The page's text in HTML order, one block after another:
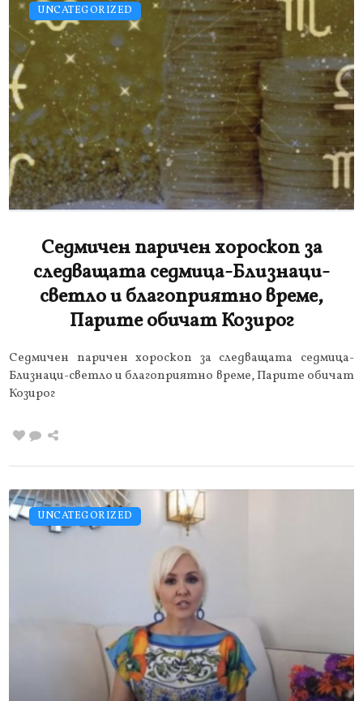
UNCATEGORIZED
Седмичен паричен хороскоп за
следващата седмица-Близнаци-
светло и благоприятно време,
Парите обичат Козирог
Седмичен паричен хороскоп за следващата седмица-
Близнаци-светло и благоприятно време, Парите обичат
Козирог
UNCATEGORIZED